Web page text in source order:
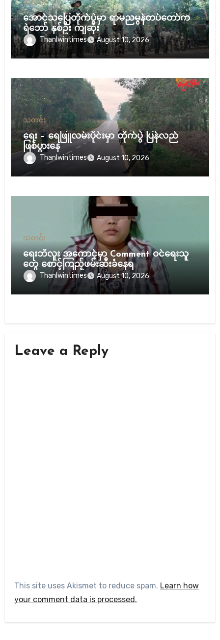
သတင်း
အောင်သပြေတိုက်ပွဲမှာ ရာမညမွန်တပ်တော်က
ရဲဘော် နှစ်ဦး ကျဆုံး
Thanlwintimes August 10, 2026
သတင်း
ရေး – ရေဖြူလမ်းပိုင်းမှာ တိုက်ပွဲ ပြန်လည်
ဖြစ်ပွားနေ
Thanlwintimes August 10, 2026
သတင်း
ရေးဘီလူး အကောင့်မှာ Comment ဝင်ရေးသူ
တွေ စောင့်ကြည့်ဖမ်းဆီးခံနေရ
Thanlwintimes August 10, 2026
Leave a Reply
This site uses Akismet to reduce spam. Learn how
your comment data is processed.